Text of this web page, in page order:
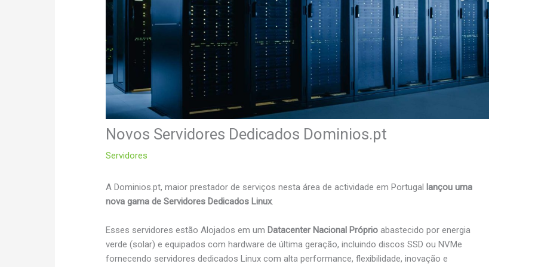
Novos Servidores Dedicados Dominios.pt
Servidores
A Dominios.pt, maior prestador de serviços nesta área de actividade em Portugal lançou uma
nova gama de Servidores Dedicados Linux.
Esses servidores estão Alojados em um Datacenter Nacional Próprio abastecido por energia
verde (solar) e equipados com hardware de última geração, incluindo discos SSD ou NVMe
fornecendo servidores dedicados Linux com alta performance, flexibilidade, inovação e